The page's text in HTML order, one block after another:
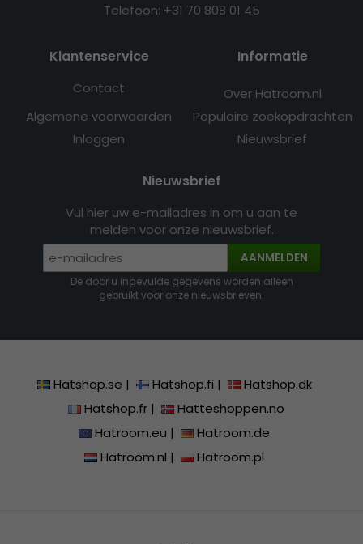
Telefoon: +31 70 808 01 45
Klantenservice
Contact
Algemene voorwaarden
Inloggen
Informatie
Over Hatroom.nl
Populaire zoekopdrachten
Nieuwsbrief
Nieuwsbrief
Vul hier uw e-mailadres in om u aan te
melden voor onze nieuwsbrief.
AANMELDEN
De door u ingevulde gegevens worden alleen
gebruikt voor onze nieuwsbrieven.
Hatshop.se | Hatshop.fi |
Hatshop.dk
Hatshop.fr|
Hatteshoppen.no
Hatroom.eu |
Hatroom.de
Hatroom.nl | Hatroom.pl